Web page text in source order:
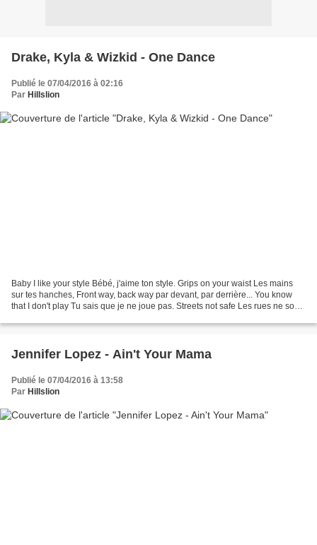
Drake, Kyla & Wizkid - One Dance
Publié le 07/04/2016 à 02:16
Par Hillslion
Baby I like your style Bébé, j'aime ton style. Grips on your waist Les mains
sur tes hanches, Front way, back way par devant, par derrière... You know
that I don't play Tu sais que je ne joue pas. Streets not safe Les rues ne sont
Jennifer Lopez - Ain't Your Mama
Publié le 07/04/2016 à 13:58
Par Hillslion